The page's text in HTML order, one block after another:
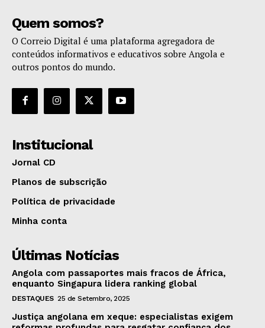
Quem somos?
O Correio Digital é uma plataforma agregadora de
conteúdos informativos e educativos sobre Angola e
outros pontos do mundo.
Institucional
Jornal CD
Planos de subscrição
Política de privacidade
Minha conta
Últimas Notícias
Angola com passaportes mais fracos de África,
enquanto Singapura lidera ranking global
DESTAQUES 25 de Setembro, 2025
Justiça angolana em xeque: especialistas exigem